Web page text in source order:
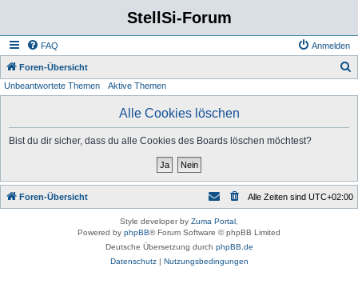
StellSi-Forum
FAQ Anmelden
Foren-Übersicht
Unbeantwortete Themen Aktive Themen
Alle Cookies löschen
Bist du dir sicher, dass du alle Cookies des Boards löschen möchtest?
Foren-Übersicht Alle Zeiten sind UTC+02:00
Style developer by Zuma Portal
Powered by phpBB® Forum Software © phpBB Limited
Deutsche Übersetzung durch phpBB.de
Datenschutz| Nutzungsbedingungen